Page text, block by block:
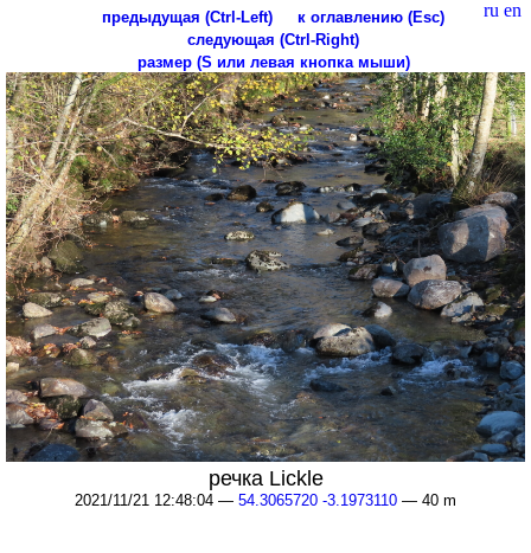
ru en
предыдущая (Ctrl-Left)
к оглавлению (Esc)
следующая (Ctrl-Right)
размер (S или левая кнопка мыши)
речка Lickle
2021/11/21 12:48:04 — 54.3065720 -3.1973110 — 40 m